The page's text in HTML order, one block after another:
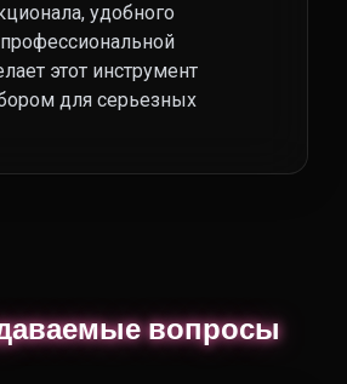
удобного
этот инструмент
для серьезных
вопросы